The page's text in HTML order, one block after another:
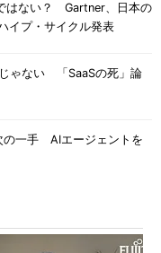
はない？ Gartner、日本の
イプ・サイクル発表
ゃない 「SaaSの死」論
の一手 AIエージェントを